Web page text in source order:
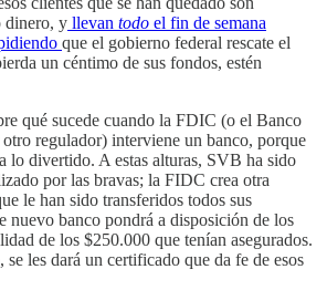
dinero, y llevan todo el fin de semana
que el gobierno federal rescate el
un céntimo de sus fondos, estén
qué sucede cuando la FDIC (o el Banco
regulador) interviene un banco, porque
lo divertido. A estas alturas, SVB ha sido
por las bravas; la FIDC crea otra
le han sido transferidos todos sus
nuevo banco pondrá a disposición de los
de los $250.000 que tenían asegurados.
se les dará un certificado que da fe de esos